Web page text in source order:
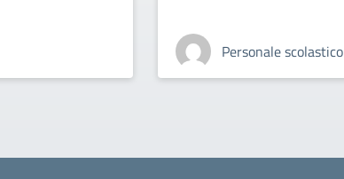
Personale scolastico